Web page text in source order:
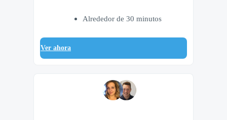
Alrededor de 30 minutos
Ver ahora